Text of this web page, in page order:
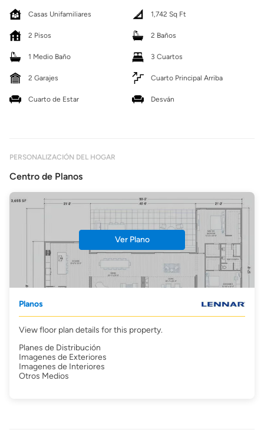
Casas Unifamiliares 1,742 Sq Ft
2 Pisos 2 Baños
1 Medio Baño 3 Cuartos
2 Garajes Cuarto Principal Arriba
Cuarto de Estar Desván
PERSONALIZACIÓN DEL HOGAR
Centro de Planos
Ver Plano
Planos
View floor plan details for this property.
Planes de Distribución
Imagenes de Exteriores
Imagenes de Interiores
Otros Medios